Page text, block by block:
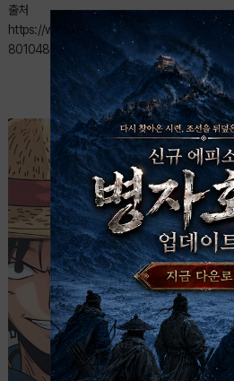
출처
https://www.facebook.com/photo/
80104838422915